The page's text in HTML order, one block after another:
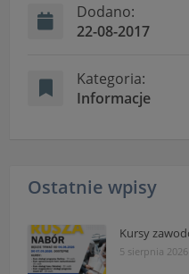
Dodano:
22-08-2017
Kategoria:
Informacje
Ostatnie wpisy
Kursy
5 sierpnia 2026